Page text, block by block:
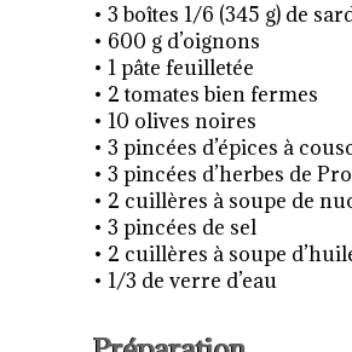
• 3 boîtes 1/6 (345 g) de
• 600 g d’oignons
• 1 pâte feuilletée
• 2 tomates bien fermes
• 10 olives noires
• 3 pincées d’épices à
• 3 pincées d’herbes de
• 2 cuillères à soupe de
• 3 pincées de sel
• 2 cuillères à soupe
• 1/3 de verre d’eau